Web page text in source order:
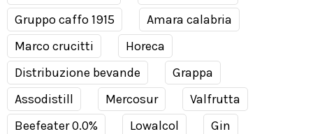
Gruppo caffo 1915
Amara calabria
Marco crucitti
Horeca
Distribuzione bevande
Grappa
Assodistill
Mercosur
Valfrutta
Beefeater 0.0%
Lowalcol
Gin